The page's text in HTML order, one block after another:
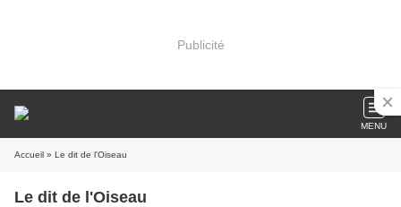
Publicité
MENU
Accueil » Le dit de l'Oiseau
Le dit de l'Oiseau